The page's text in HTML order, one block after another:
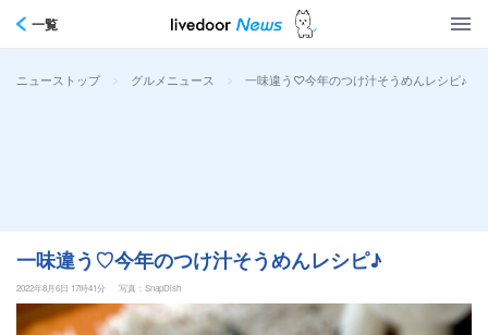
一覧
ニューストップ > グルメニュース > 一味違う♡今年のつけ汁そうめんレシピ♪
一味違う♡今年のつけ汁そうめんレシピ♪
2022年8月6日 17時41分 写真：SnapDish